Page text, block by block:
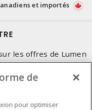
et importés
les offres de Lumen
de
pour optimiser